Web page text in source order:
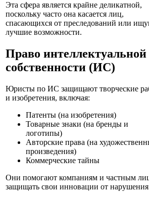
Эта сфера является крайне деликатной,
поскольку часто она касается лиц,
спасающихся от преследований или
лучшие возможности.
Право интеллектуальной
собственности (ИС)
Юристы по ИС защищают творческие
и изобретения, включая:
Патенты (на изобретения)
Товарные знаки (на бренды и
логотипы)
Авторские права (на
произведения)
Коммерческие тайны
Они помогают компаниям и частным
защищать свои инновации от